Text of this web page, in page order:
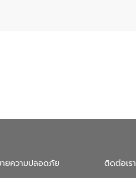
ายความปลอดภัย ติดต่อเรา